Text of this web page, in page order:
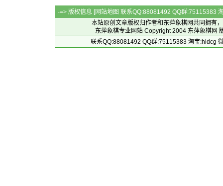
-=> 版权信息 [网站地图 联系QQ:88081492 QQ群:75115383
本站原创文章版权归作者和 东萍象棋网共同拥有
东萍象棋专业网站 Copyright 2004 东萍象棋网
联系QQ:88081492 QQ群:75115383 淘宝:hldcg